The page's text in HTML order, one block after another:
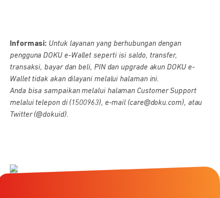
Informasi: Untuk layanan yang berhubungan dengan
pengguna DOKU e-Wallet seperti isi saldo, transfer,
transaksi, bayar dan beli, PIN dan upgrade akun DOKU e-
Wallet tidak akan dilayani melalui halaman ini.
Anda bisa sampaikan melalui halaman Customer Support
melalui telepon di (1500963), e-mail (care@doku.com), atau
Twitter (@dokuid).